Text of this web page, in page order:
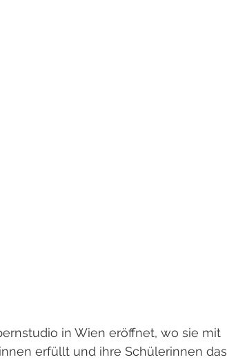
in Wien eröffnet, wo sie mit
erfüllt und ihre Schülerinnen das